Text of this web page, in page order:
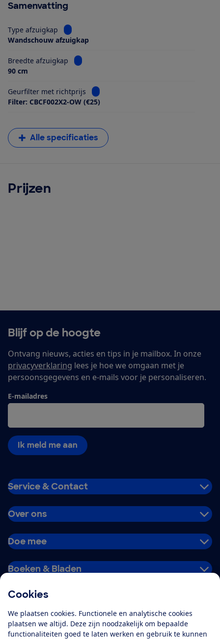
Cookies
We plaatsen cookies. Functionele en analytische cookies
plaatsen we altijd. Deze zijn noodzakelijk om bepaalde
functionaliteiten goed te laten werken en gebruik te kunnen
Samenvatting
Type afzuigkap
Bekijk informatie voor Type afzuigkap
Wandschouw afzuigkap
Breedte afzuigkap
Bekijk informatie voor Breedte afzuigkap
90 cm
Geurfilter met richtprijs
Bekijk informatie voor Geurfilter met
Filter: CBCF002X2-OW (€25)
Alle specificaties
Prijzen
Blijf op de hoogte
Ontvang nieuws, acties en tips in je mailbox. In onze
privacyverklaring lees je hoe we omgaan met je
persoonsgegevens en e-mails voor je personaliseren.
E-mailadres
Ik meld me aan
Service & Contact
Over ons
Doe mee
Boeken & Bladen